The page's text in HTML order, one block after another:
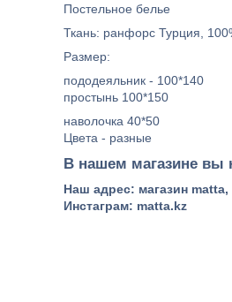
Постельное белье
Ткань: ранфорс Турция,
Размер:
пододеяльник - 100*140
простынь 100*150
наволочка 40*50
Цвета - разные
В нашем магазине вы
Наш адрес: магазин
Инстаграм: matta.kz